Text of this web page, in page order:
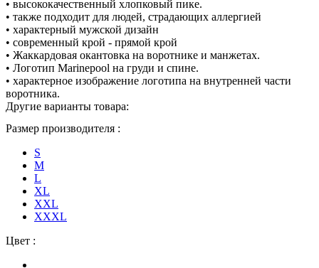
• высококачественный хлопковый пике.
• также подходит для людей, страдающих аллергией
• характерный мужской дизайн
• современный крой - прямой крой
• Жаккардовая окантовка на воротнике и манжетах.
• Логотип Marinepool на груди и спине.
• характерное изображение логотипа на внутренней части
воротника.
Другие варианты товара:
Размер производителя :
S
M
L
XL
XXL
XXXL
Цвет :